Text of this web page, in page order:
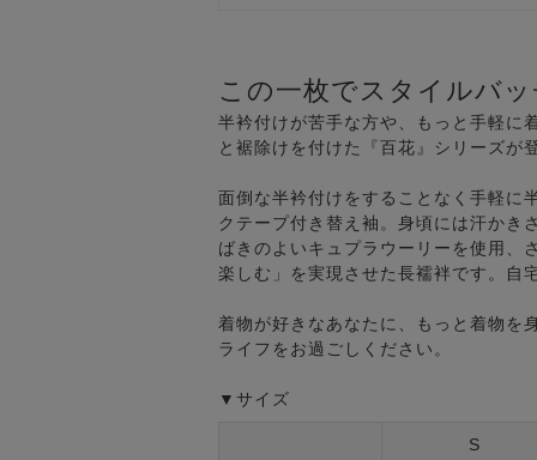
この一枚でスタイルバ
半衿付けが苦手な方や、もっと手軽に
と裾除けを付けた『百花』シリーズが
面倒な半衿付けをすることなく手軽に
クテープ付き替え袖。身頃には汗かき
ばきのよいキュプラウーリーを使用、
楽しむ」を実現させた長襦袢です。自
着物が好きなあなたに、もっと着物を
ライフをお過ごしください。
▼サイズ
S